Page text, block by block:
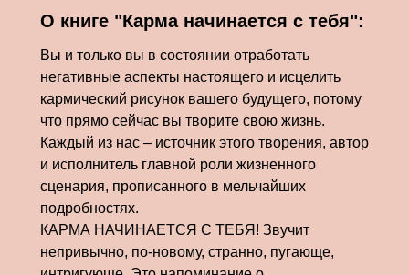
Вы и только вы в состоянии отработать
негативные аспекты настоящего и исцелить
кармический рисунок вашего будущего, потому
что прямо сейчас вы творите свою жизнь.
Каждый из нас – источник этого творения, автор
и исполнитель главной роли жизненного
сценария, прописанного в мельчайших
подробностях.
КАРМА НАЧИНАЕТСЯ С ТЕБЯ! Звучит
непривычно, по-новому, странно, пугающе,
О книге "Карма начинается с тебя":